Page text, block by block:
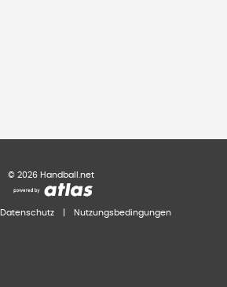
© 2026 Handball.net
Datenschutz Nutzungsbedingungen